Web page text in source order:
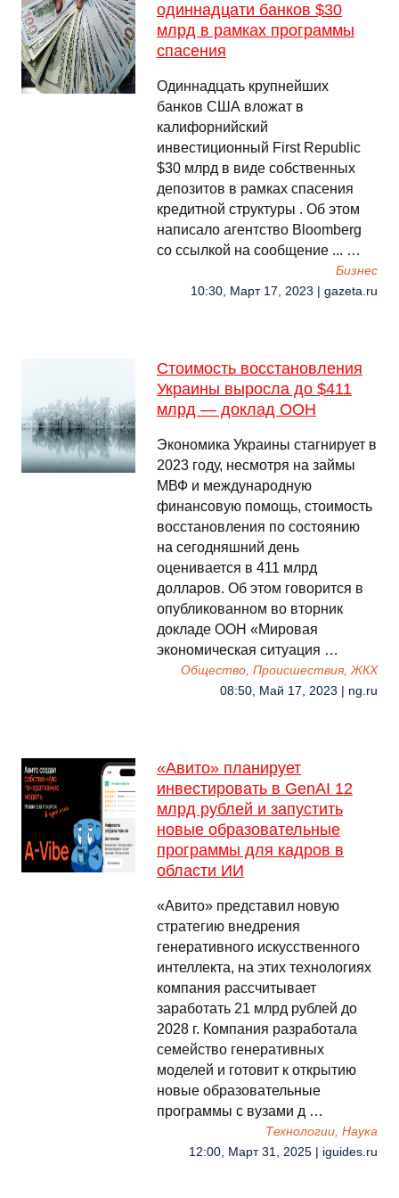
одиннадцати банков $30
млрд в рамках программы
спасения
Одиннадцать крупнейших
банков США вложат в
калифорнийский
инвестиционный First Republic
$30 млрд в виде собственных
депозитов в рамках спасения
кредитной структуры . Об этом
написало агентство Bloomberg
со ссылкой на сообщение ... …
Бизнес
10:30, Март 17, 2023 | gazeta.ru
Стоимость восстановления
Украины выросла до $411
млрд — доклад ООН
Экономика Украины стагнирует в
2023 году, несмотря на займы
МВФ и международную
финансовую помощь, стоимость
восстановления по состоянию
на сегодняшний день
оценивается в 411 млрд
долларов. Об этом говорится в
опубликованном во вторник
докладе ООН «Мировая
экономическая ситуация …
Общество, Происшествия, ЖКХ
08:50, Май 17, 2023 | ng.ru
«Авито» планирует
инвестировать в GenAI 12
млрд рублей и запустить
новые образовательные
программы для кадров в
области ИИ
«Авито» представил новую
стратегию внедрения
генеративного искусственного
интеллекта, на этих технологиях
компания рассчитывает
заработать 21 млрд рублей до
2028 г. Компания разработала
семейство генеративных
моделей и готовит к открытию
новые образовательные
программы с вузами д …
Технологии, Наука
12:00, Март 31, 2025 | iguides.ru